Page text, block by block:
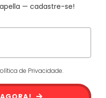
— cadastre-se!
de Privacidade.